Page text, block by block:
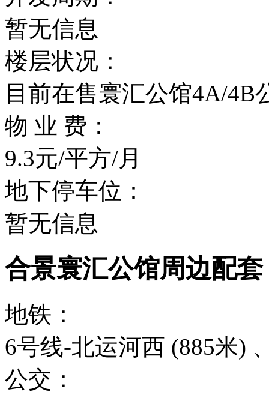
暂无信息
楼层状况：
目前在售寰汇公馆4A/4B
物 业 费：
9.3元/平方/月
地下停车位：
暂无信息
合景寰汇公馆周边配套
地铁：
6号线-北运河西 (885米)
公交：